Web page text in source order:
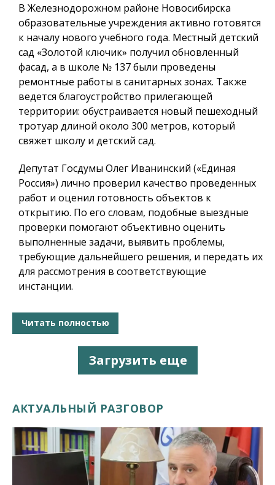
В Железнодорожном районе Новосибирска
образовательные учреждения активно готовятся
к началу нового учебного года. Местный детский
сад «Золотой ключик» получил обновленный
фасад, а в школе № 137 были проведены
ремонтные работы в санитарных зонах. Также
ведется благоустройство прилегающей
территории: обустраивается новый пешеходный
тротуар длиной около 300 метров, который
свяжет школу и детский сад.
Депутат Госдумы Олег Иванинский («Единая
Россия») лично проверил качество проведенных
работ и оценил готовность объектов к
открытию. По его словам, подобные выездные
проверки помогают объективно оценить
выполненные задачи, выявить проблемы,
требующие дальнейшего решения, и передать их
для рассмотрения в соответствующие
инстанции.
Читать полностью
Загрузить еще
АКТУАЛЬНЫЙ РАЗГОВОР